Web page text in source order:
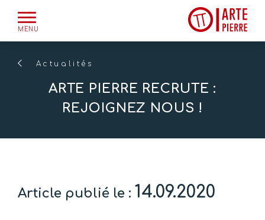
content
MENU
Actualités
ARTE PIERRE RECRUTE :
REJOIGNEZ NOUS !
Article publié le : 14.09.2020